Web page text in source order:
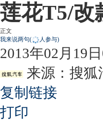
莲花T5/改
正文
我来说两句( 人参与)
2013年02月19
来源： 搜狐
复制链接
打印